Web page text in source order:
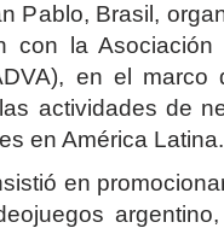
Pablo, Brasil,
con la
en el
actividades de
en América Latina.
en